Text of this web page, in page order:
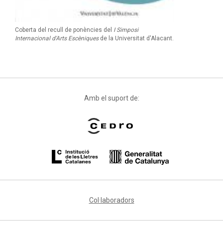
Coberta del recull de ponències del I Simposi
Internacional d'Arts Escèniquesde la Universitat d'Alacant.
Amb el suport de:
Col·laboradors